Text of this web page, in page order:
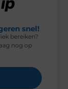
snel!
bereiken?
nog op